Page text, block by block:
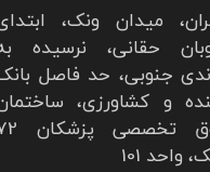
میدان ونک،
حقانی، نرسیده
جنوبی، حد فاصل
و کشاورزی،
فوق تخصصی
واحد 101